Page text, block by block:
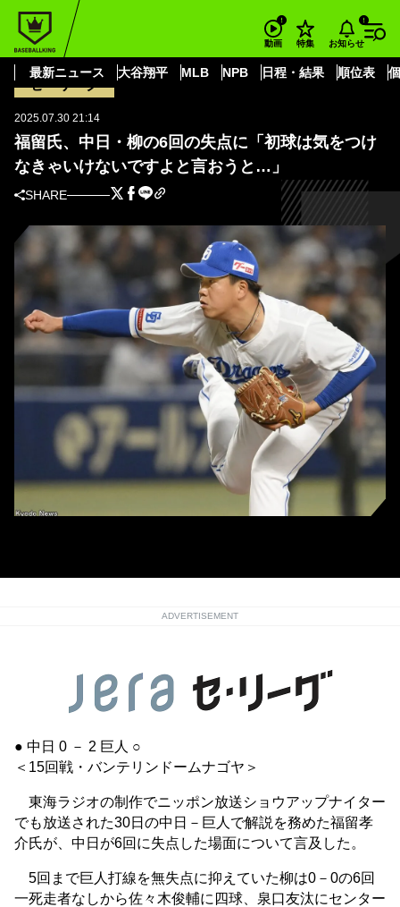
動画 特集 お知らせ
最新ニュース 大谷翔平 MLB NPB 日程・結果 順位表
BASEBALL KING
福留氏、中日・柳の6回の失点に「初球は気をつけなきゃいけないですよと言
おうと…」
セ・リーグ
2025.07.30 21:14
福留氏、中日・柳の6回の失点に「初球は気をつけ
なきゃいけないですよと言おうと…」
SHARE
ADVERTISEMENT
● 中日 0 － 2 巨人 ○
＜15回戦・バンテリンドームナゴヤ＞
東海ラジオの制作でニッポン放送ショウアップナイター
でも放送された30日の中日－巨人で解説を務めた福留孝
介氏が、中日が6回に失点した場面について言及した。
5回まで巨人打線を無失点に抑えていた柳は0－0の6回
一死走者なしから佐々木俊輔に四球、泉口友汰にセンター